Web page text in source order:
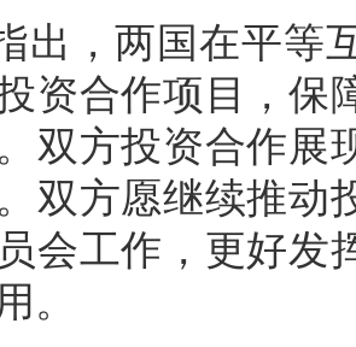
出，两国在平等
资合作项目，保
双方投资合作展
双方愿继续推动
会工作，更好发
。